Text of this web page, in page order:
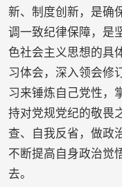
新、制度创新，是确
调一致纪律保障，是
色社会主义思想的具
习体会，深入领会修
习来锤炼自己党性，
持对党规党纪的敬畏
查、自我反省，做政
不断提高自身政治觉
去。